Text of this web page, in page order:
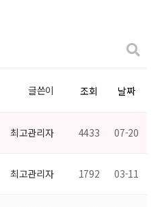
글쓴이 조회 날짜
최고관리자 4433 07-20
최고관리자 1792 03-11